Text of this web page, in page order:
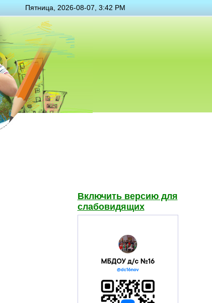
Пятница, 2026-08-07, 3:42 PM
Включить версию для
слабовидящих